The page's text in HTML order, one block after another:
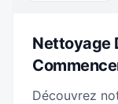
Nettoyage
Découvrez